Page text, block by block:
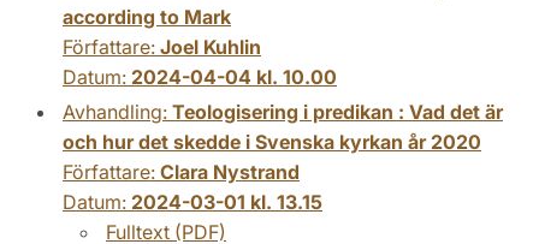
according to Mark
Författare: Joel Kuhlin
Datum: 2024-04-04 kl. 10.00
Avhandling: Teologisering i predikan : Vad det är
och hur det skedde i Svenska kyrkan år 2020
Författare: Clara Nystrand
Datum: 2024-03-01 kl. 13.15
Fulltext (PDF)